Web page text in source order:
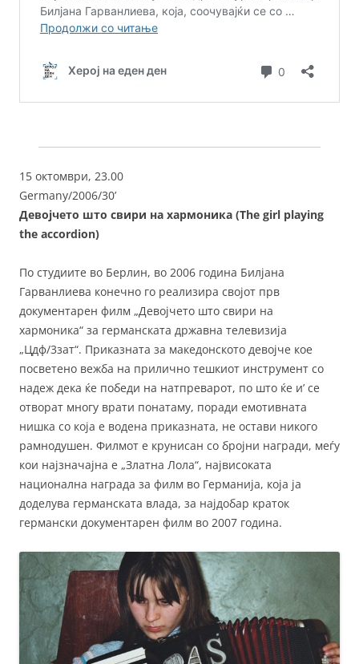
15 октомври, 23.00
Germany/2006/30’
Девојчето што свири на хармоника (The girl playing
the accordion)
По студиите во Берлин, во 2006 година Билјана
Гарванлиева конечно го реализира својот прв
документарен филм „Девојчето што свири на
хармоника“ за германската државна телевизија
„Цдф/3зат“. Приказната за македонското девојче кое
посветено вежба на прилично тешкиот инструмент со
надеж дека ќе победи на натпреварот, по што ќе и’ се
отворат многу врати понатаму, поради емотивната
нишка со која е водена приказната, не остави никого
рамнодушен. Филмот е крунисан со бројни награди, меѓу
кои најзначајна е „Златна Лола“, највисоката
национална награда за филм во Германија, која ја
доделува германската влада, за најдобар краток
германски документарен филм во 2007 година.